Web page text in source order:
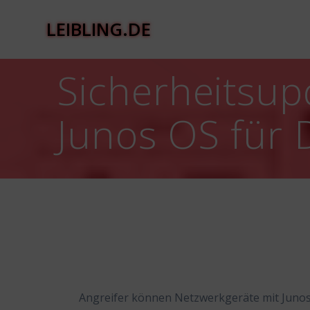
LEIBLING.DE
Junos OS für
Angreifer können Netzwerkgeräte mit